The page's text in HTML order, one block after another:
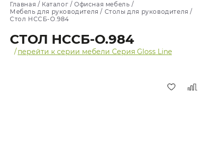
Главная / Каталог /Офисная мебель /
Мебель для руководителя / Столы для руководителя /
Стол НССБ-О.984
СТОЛ НССБ-О.984
/перейти к серии мебели Серия Gloss Line